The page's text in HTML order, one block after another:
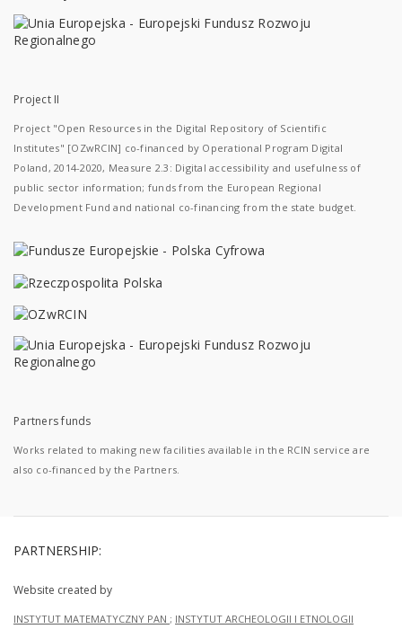
Project II
Project "Open Resources in the Digital Repository of Scientific
Institutes" [OZwRCIN] co-financed by Operational Program Digital
Poland, 2014-2020, Measure 2.3: Digital accessibility and usefulness of
public sector information; funds from the European Regional
Development Fund and national co-financing from the state budget.
Partners funds
Works related to making new facilities available in the RCIN service are
also co-financed by the Partners.
PARTNERSHIP:
Website created by
INSTYTUT MATEMATYCZNY PAN ; INSTYTUT ARCHEOLOGII I ETNOLOGII